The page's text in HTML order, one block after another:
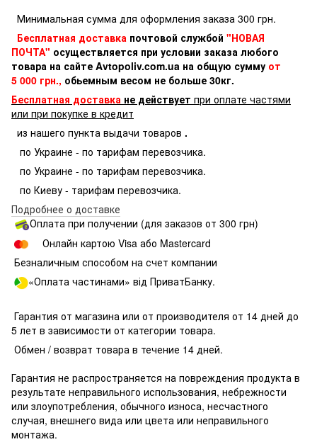
Минимальная сумма для оформления заказа 300 грн.
Бесплатная доставка почтовой службой "НОВАЯ
ПОЧТА" осуществляется при условии заказа любого
товара на сайте Avtopoliv.com.ua на общую сумму от
5 000 грн., обьемным весом не больше 30кг.
Бесплатная доставка не действует при оплате частями
или при покупке в кредит
из нашего пункта выдачи товаров .
по Украине - по тарифам перевозчика.
по Украине - по тарифам перевозчика.
по Киеву - тарифам перевозчика.
Подробнее о доставке
Оплата при получении (для заказов от 300 грн)
Онлайн картою Visa або Mastercard
Безналичным способом на счет компании
«Оплата частинами» від ПриватБанку.
Гарантия от магазина или от производителя от 14 дней до
5 лет в зависимости от категории товара.
Обмен / возврат товара в течение 14 дней.
Гарантия не распространяется на повреждения продукта в
результате неправильного использования, небрежности
или злоупотребления, обычного износа, несчастного
случая, внешнего вида или цвета или неправильного
монтажа.